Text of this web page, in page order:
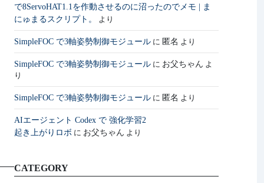
で8ServoHAT1.1を作動させるのに沼ったのでメモ | ま
にゅまるスクリプト。
より
SimpleFOC で3軸姿勢制御モジュール に 匿名 より
SimpleFOC で3軸姿勢制御モジュール に お父ちゃん よ
り
SimpleFOC で3軸姿勢制御モジュール に 匿名 より
AIエージェント Codex で 強化学習2
起き上がりロボ に お父ちゃん より
CATEGORY